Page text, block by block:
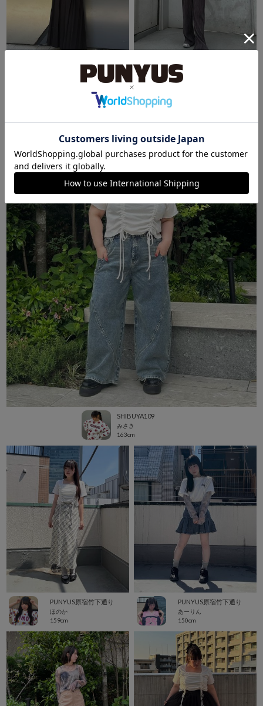
SHIBUYA109
SHIBUYA109
みさき
163cm
PUNYUS原宿竹下通り
ほのか
159cm
PUNYUS原宿竹下通り
あーりん
150cm